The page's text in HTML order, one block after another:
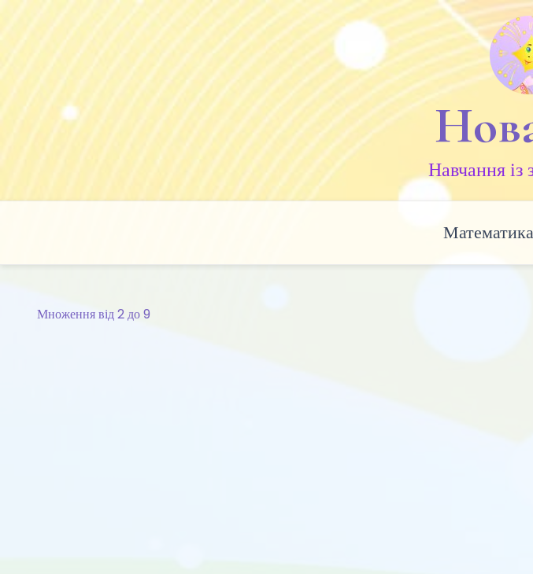
content
Навчання із
Математика
Множення від 2 до 9